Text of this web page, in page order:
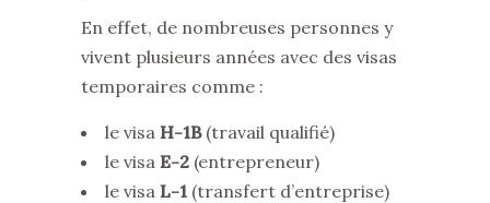
En effet, de nombreuses personnes y
vivent plusieurs années avec des visas
temporaires comme :
le visa H-1B(travail qualifié)
le visa E-2 (entrepreneur)
le visa L-1 (transfert d’entreprise)